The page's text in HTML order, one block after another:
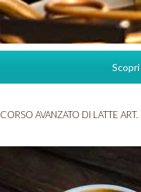
CORSO AVANZATO DI LATTE